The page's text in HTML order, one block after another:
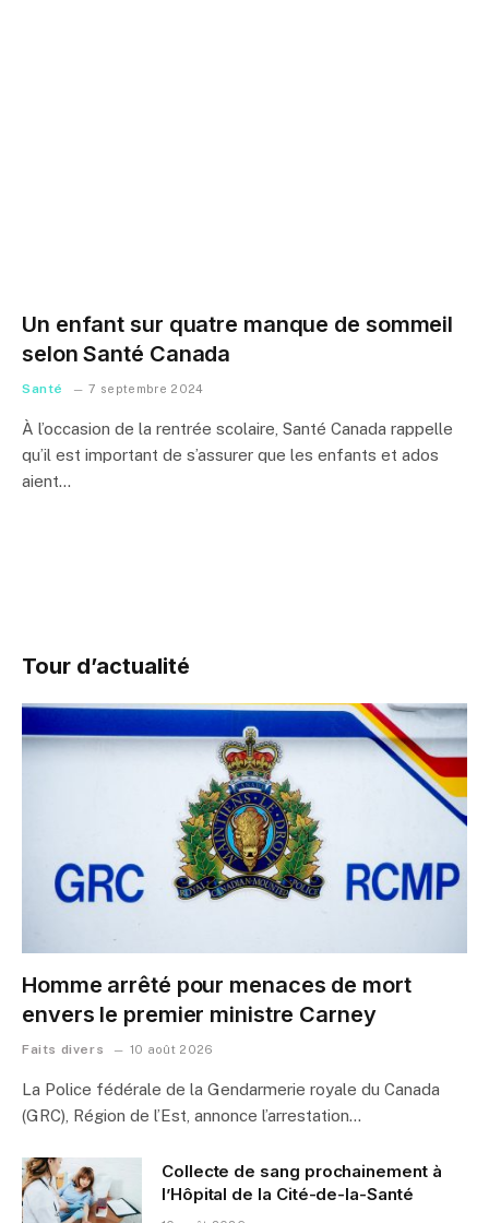
Un enfant sur quatre manque de sommeil
selon Santé Canada
Santé 7 septembre 2024
À l’occasion de la rentrée scolaire, Santé Canada rappelle
qu’il est important de s’assurer que les enfants et ados
aient…
Tour d’actualité
Homme arrêté pour menaces de mort
envers le premier ministre Carney
Faits divers 10 août 2026
La Police fédérale de la Gendarmerie royale du Canada
(GRC), Région de l’Est, annonce l’arrestation…
Collecte de sang prochainement à
l’Hôpital de la Cité-de-la-Santé